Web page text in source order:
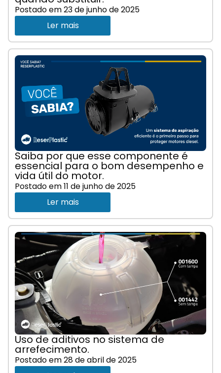
Postado em23 de junho de 2025
Ler mais
Saiba por que esse componente é
essencial para o bom desempenho e
vida útil do motor.
Postado em11 de junho de 2025
Ler mais
Uso de aditivos no sistema de
arrefecimento.
Postado em28 de abril de 2025